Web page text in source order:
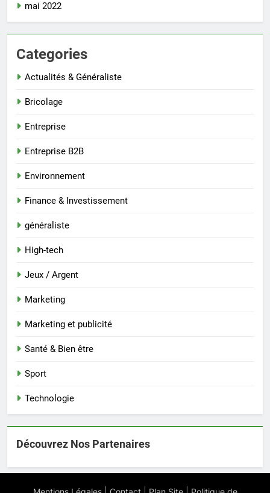
mai 2022
Categories
Actualités & Généraliste
Bricolage
Entreprise
Entreprise B2B
Environnement
Finance & Investissement
généraliste
High-tech
Jeux / Argent
Marketing
Marketing et publicité
Santé & Bien être
Sport
Technologie
Découvrez Nos Partenaires